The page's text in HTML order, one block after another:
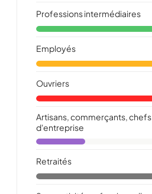
Professions intermédiaires
Employés
Ouvriers
Artisans, commerçants, chefs
d'entreprise
Retraités